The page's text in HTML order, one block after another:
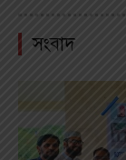
সংবাদ